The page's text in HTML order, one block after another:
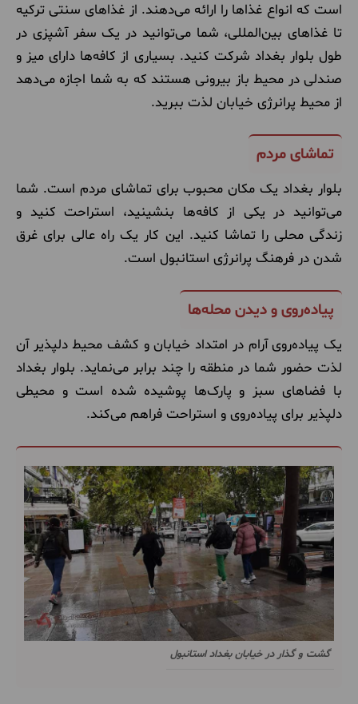
است که انواع غذاها را ارائه می‌دهند. از غذاهای سنتی ترکیه
تا غذاهای بین‌المللی، شما می‌توانید در یک سفر آشپزی در
طول بلوار بغداد شرکت کنید. بسیاری از کافه‌ها دارای میز و
صندلی در محیط باز بیرونی هستند که به شما اجازه می‌دهد
از محیط پرانرژی خیابان لذت ببرید.
تماشای مردم
بلوار بغداد یک مکان محبوب برای تماشای مردم است. شما
می‌توانید در یکی از کافه‌ها بنشینید، استراحت کنید و
زندگی محلی را تماشا کنید. این کار یک راه عالی برای غرق
شدن در فرهنگ پرانرژی استانبول است.
پیاده‌روی و دیدن محله‌‌ها
یک پیاده‌روی آرام در امتداد خیابان و کشف محیط دلپذیر آن
لذت حضور شما در منطقه را چند برابر می‌نماید. بلوار بغداد
با فضاهای سبز و پارک‌ها پوشیده شده است و محیطی
دلپذیر برای پیاده‌روی و استراحت فراهم می‌کند.
گشت و گذار در خیابان بغداد استانبول